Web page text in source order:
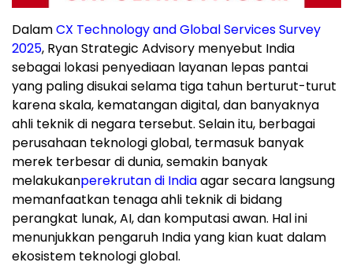
DalamCX Technology and Global Services Survey
2025, Ryan Strategic Advisory menyebut India
sebagai lokasi penyediaan layanan lepas pantai
yang paling disukai selama tiga tahun berturut-turut
karena skala, kematangan digital, dan banyaknya
ahli teknik di negara tersebut. Selain itu, berbagai
perusahaan teknologi global, termasuk banyak
merek terbesar di dunia, semakin banyak
melakukanperekrutan di Indiaagar secara langsung
memanfaatkan tenaga ahli teknik di bidang
perangkat lunak, AI, dan komputasi awan. Hal ini
menunjukkan pengaruh India yang kian kuat dalam
ekosistem teknologi global.